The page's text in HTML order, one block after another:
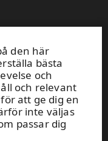
den här
bästa
och
och relevant
att ge dig en
inte väljas
passar dig